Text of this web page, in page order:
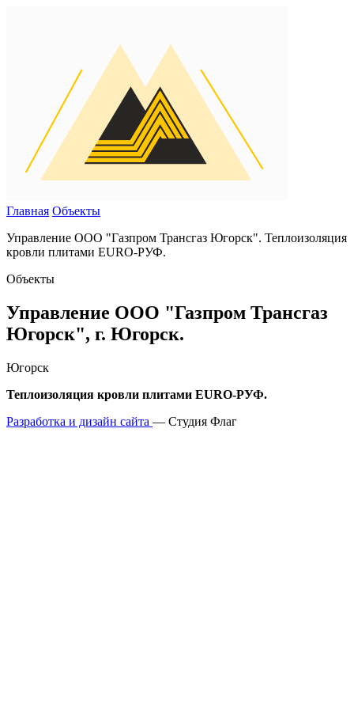
Главная Объекты
Управление ООО "Газпром Трансгаз Югорск". Теплоизоляция
кровли плитами EURO-РУФ.
Объекты
Управление ООО "Газпром Трансгаз
Югорск", г. Югорск.
Югорск
Теплоизоляция кровли плитами EURO-РУФ.
Разработка и дизайн сайта — Студия Флаг